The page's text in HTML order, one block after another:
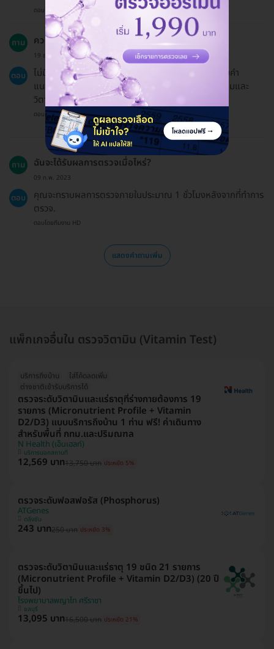
ตอบโดยทีมงาน HD
ถาม ควรหลีกเลี่ยงอะไรบ้างหลังการตรวจ?
19 ธ.ค. 2024
ตอบ
ไม่มีสิ่งที่ต้องหลีกเลี่ยงหลังการตรวจ แต่ควรปฏิบัติตามคำ
แนะนำของแพทย์ในกรณีที่ผลตรวจพบภาวะขาดแคลเซียมและ
วิตามินดี.
ตอบโดยทีมงาน HD
ถาม ฉันจะได้รับผลการตรวจเมื่อไหร่?
09 ก.พ. 2023
ตอบ
คุณจะทราบผลการตรวจภายในประมาณ 1 ชั่วโมงหลังจากที่ทำการ
ตรวจ.
ตอบโดยทีมงาน HD
แสดงคำถามเพิ่ม
แพ็กเกจอื่นใน ตรวจวิตามิน (Vitamin Test)
บริการถึงบ้าน
ใส่โค้ดลดเพิ่ม
ต่างชาติเข้ารับบริการได้
ตรวจระดับวิตามินและแร่ธาตุที่ร่างกายต้องการ 19
รายการ (Micronutrient Profile + Vitamin
D2/D3) แบบบริการถึงบ้าน 1 ท่าน ฟรี! ค่าเดินทาง
สำหรับพื้นที่ กทม.และปริมณฑล
N Health (เอ็นเฮลท์)
บริการนอกสถานที่
12,569 บาท13,750 บาท ประหยัด 5%
ตรวจระดับฟอสฟอรัส (Phosphorus)
ATGenes
ตลิ่งชัน
243 บาท250 บาท ประหยัด 3%
ตรวจระดับวิตามินและแร่ธาตุ 19 ชนิด 21 รายการ
(Micronutrient Profile + Vitamin D2/D3) (20 ปี
ขึ้นไป)
โรงพยาบาลพญาไท ศรีราชา
ชลบุรี
13,095 บาท16,500 บาท ประหยัด 21%